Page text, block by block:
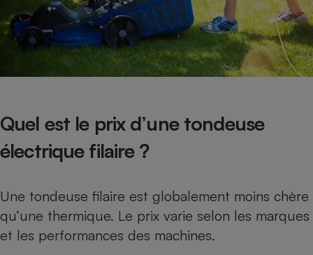
Quel est le prix d’une tondeuse
électrique filaire ?
Une tondeuse filaire est globalement moins chère
qu’une thermique. Le prix varie selon les marques
et les performances des machines.